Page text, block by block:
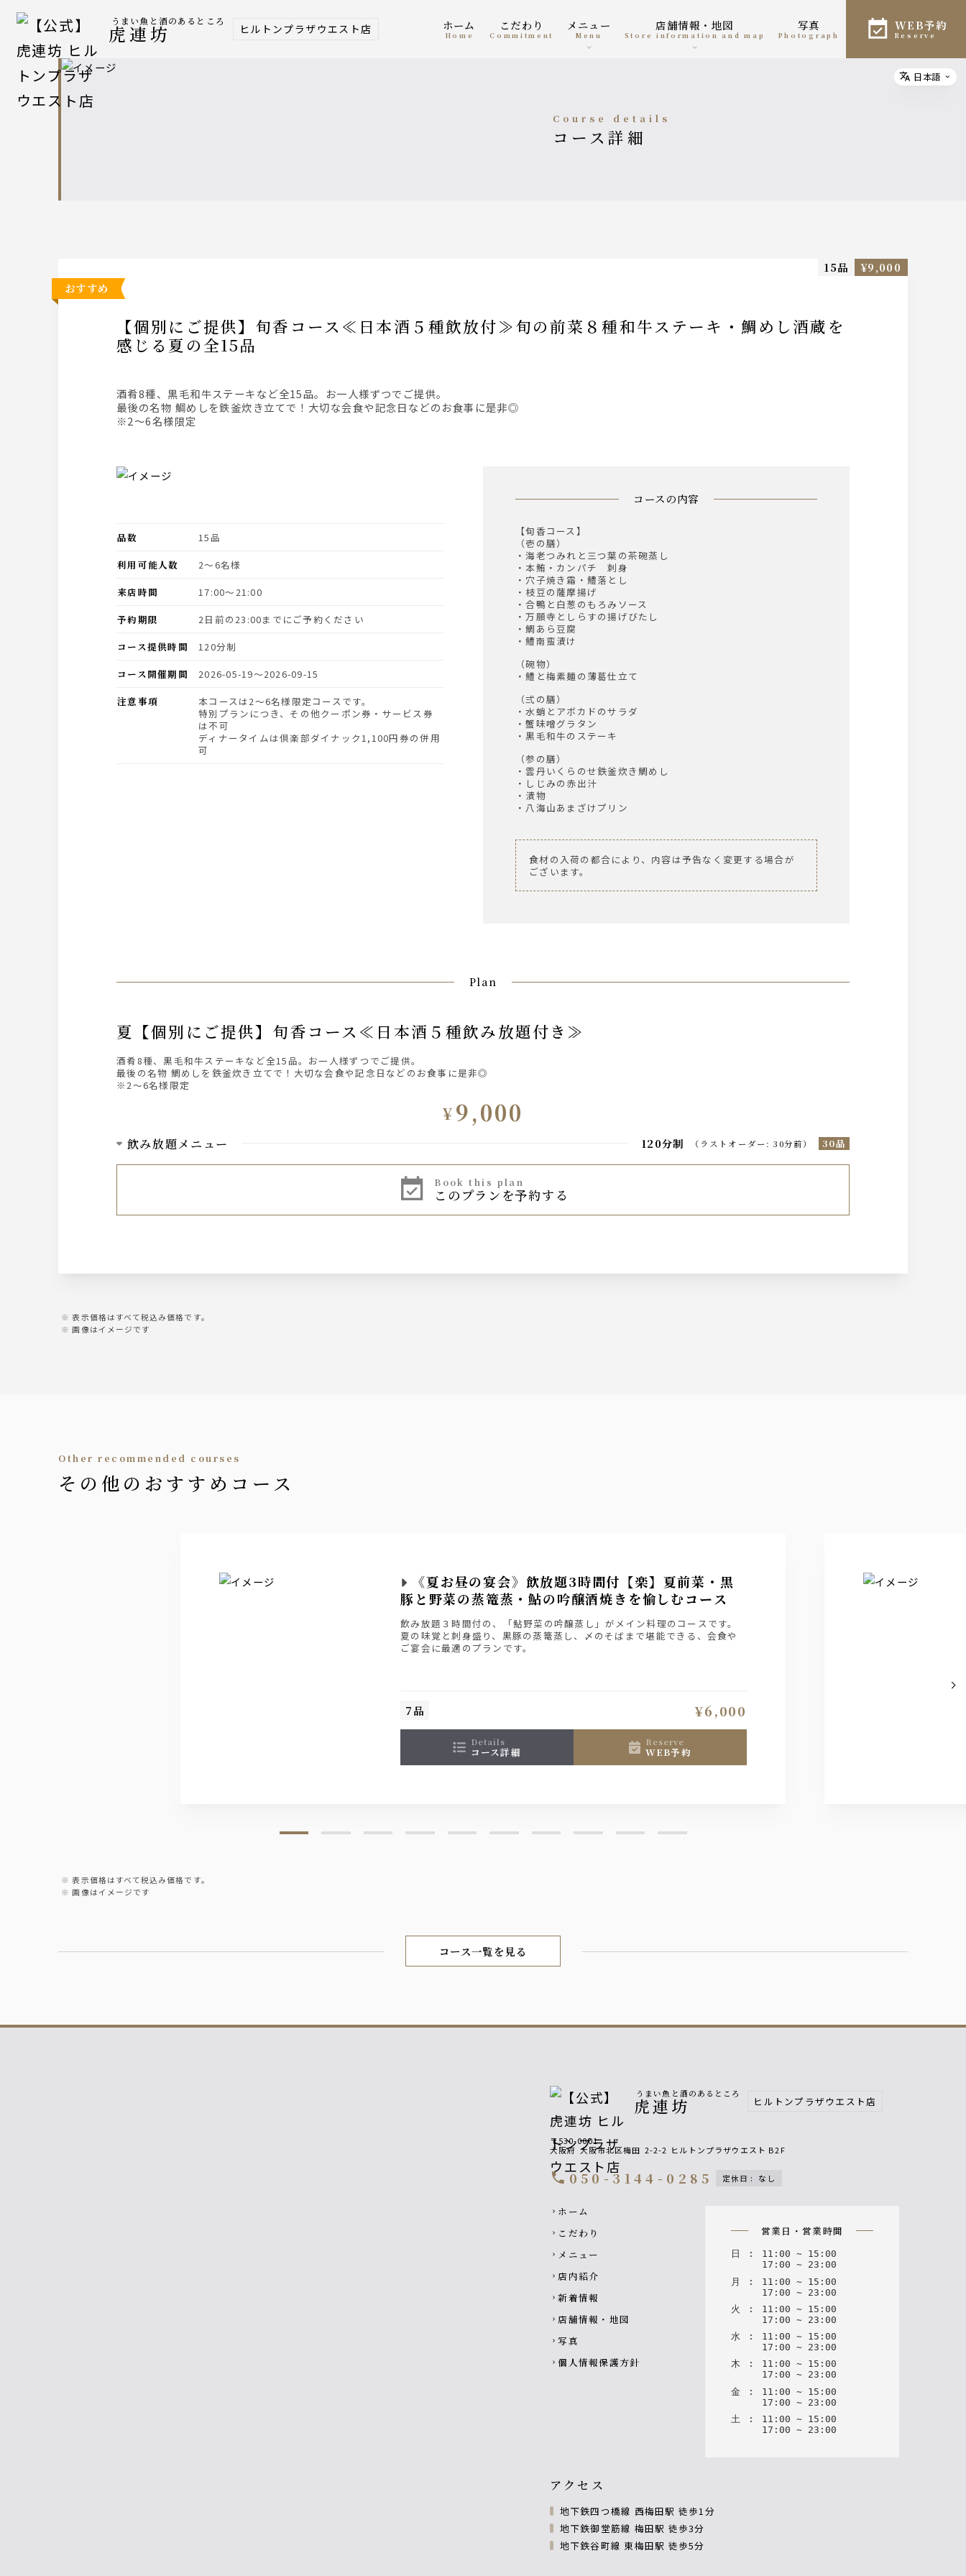
うまい魚と酒のあるところ
虎連坊 ヒルトンプラザウエスト店 ホーム
home
こだわり
Commitment
メニュー
menu
店舗情報・地図
Store information and map
写真
photograph
WEB予約
reserve
course details
コース詳細
おすすめ
【個別にご提供】旬香コース≪日本酒５種飲放付≫旬の前菜８種和牛ステーキ・鯛めし酒蔵を
感じる夏の全15品
酒肴8種、黒毛和牛ステーキなど全15品。お一人様ずつでご提供。
最後の名物 鯛めしを鉄釜炊き立てで！大切な会食や記念日などのお食事に是非◎
※2～6名様限定
15品 ¥9,000
コースの内容
【旬香コース】
（壱の膳）
・海老つみれと三つ葉の茶碗蒸し
・本鮪・カンパチ 刺身
・穴子焼き霜・鱧落とし
・枝豆の薩摩揚げ
・合鴨と白葱のもろみソース
・万願寺としらすの揚げびたし
・鯛あら豆腐
・鱧南蛮漬け
（碗物）
・鱧と梅素麺の薄葛仕立て
（弍の膳）
・水蛸とアボカドのサラダ
・蟹味噌グラタン
・黒毛和牛のステーキ
（参の膳）
・雲丹いくらのせ鉄釜炊き鯛めし
・しじみの赤出汁
・漬物
・八海山あまざけプリン
食材の入荷の都合により、内容は予告なく変更する場合が
ございます。
品数
15品
利用可能人数
2〜6名様
来店時間
17:00〜21:00
予約期限
2日前の23:00までにご予約ください
コース提供時間
120分制
コース開催期間
2026-05-19〜2026-09-15
注意事項
本コースは2～6名様限定コースです。
特別プランにつき、その他クーポン券・サービス券
は不可
ディナータイムは倶楽部ダイナック1,100円券の併用
可
Plan
夏【個別にご提供】旬香コース≪日本酒５種飲み放題付き≫
酒肴8種、黒毛和牛ステーキなど全15品。お一人様ずつでご提供。
最後の名物 鯛めしを鉄釜炊き立てで！大切な会食や記念日などのお食事に是非◎
※2～6名様限定
¥9,000
飲み放題メニュー 120分制 （ ラストオーダー: 30分前） 30品
※銘柄は予告無く変更する場合がございます。
サワー
レモンサワー・グレープフルーツサワー・シークワーサーサワー・トマトサワー
・梅サワー・巨峰サワー・ホワイトサワー・ウーロンハイ・緑茶ハイ
book this plan
このプランを予約する
表示価格はすべて税込み価格です。
画像はイメージです
other recommended courses
その他のおすすめコース
《夏お昼の宴会》飲放題3時間付【楽】夏前菜・黒
豚と野菜の蒸篭蒸・鮎の吟醸酒焼きを愉しむコース
飲み放題３時間付の、「鮎野菜の吟醸蒸し」がメイン料理のコースです。
夏の味覚と刺身盛り、黒豚の蒸篭蒸し、〆のそばまで堪能できる、会食や
ご宴会に最適のプランです。
7品 ¥6,000
details
コース詳細
reserve
WEB予約
表示価格はすべて税込み価格です。
画像はイメージです
コース一覧を見る
Select
日本語
うまい魚と酒のあるところ
虎連坊 ヒルトンプラザウエスト店
〒530-0001
大阪府 大阪市北区梅田 2-2-2 ヒルトンプラザウエスト B2F
call050-3144-0285 定休日 : なし
Footer navigation
chevron_right ホーム
chevron_right こだわり
chevron_right メニュー
chevron_right 店内紹介
chevron_right 新着情報
chevron_right 店舗情報・地図
chevron_right 写真
chevron_right 個人情報保護方針
営業日・営業時間
日 : 11 : 00 ~ 15 : 00
17 : 00 ~ 23 : 00
月
: 11 : 00 ~ 15 : 00
17 : 00 ~ 23 : 00
火
: 11 : 00 ~ 15 : 00
17 : 00 ~ 23 : 00
水 : 11 : 00 ~ 15 : 00
17 : 00 ~ 23 : 00
木
: 11 : 00 ~ 15 : 00
17 : 00 ~ 23 : 00
金
: 11 : 00 ~ 15 : 00
17 : 00 ~ 23 : 00
土
: 11 : 00 ~ 15 : 00
17 : 00 ~ 23 : 00
アクセス
地下鉄四つ橋線 西梅田駅 徒歩1分
地下鉄御堂筋線 梅田駅 徒歩3分
地下鉄谷町線 東梅田駅 徒歩5分